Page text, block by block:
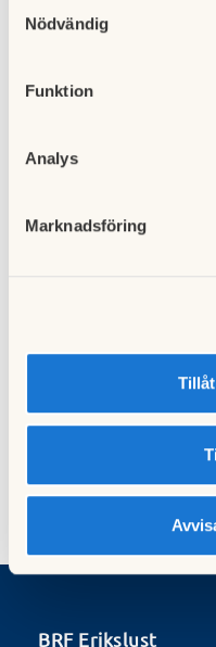
cookies och välja att
Nödvändig
Funktion
Analys
Marknadsföring
Betalning senast 5/11 pris :
BRF Erikslust